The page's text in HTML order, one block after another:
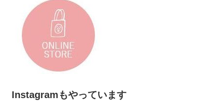
Instagramもやっています